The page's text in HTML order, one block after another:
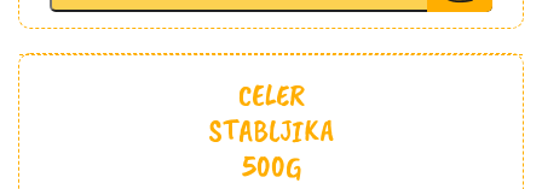
količina
CELER
STABLJIKA
500G